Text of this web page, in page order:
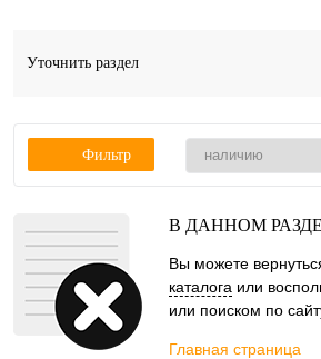
Уточнить раздел
Фильтр
В ДАННОМ
Вы можете
каталога или
или поиском по
Главная страница